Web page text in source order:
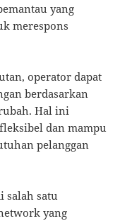
yang
merespons
operator dapat
berdasarkan
Hal ini
dan mampu
pelanggan
salah satu
yang